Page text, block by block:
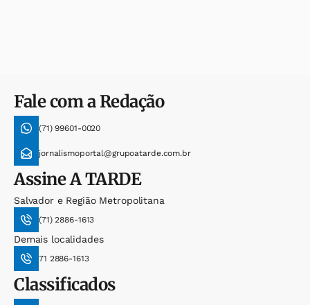
Fale com a Redação
(71) 99601-0020
jornalismoportal@grupoatarde.com.br
AssineA TARDE
Salvador e Região Metropolitana
(71) 2886-1613
Demais localidades
71 2886-1613
Classificados